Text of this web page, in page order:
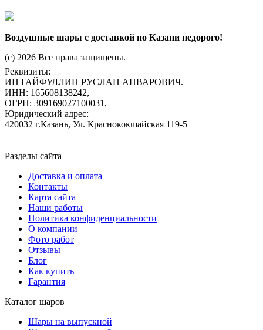
Воздушные шары с доставкой по Казани недорого!
(c) 2026 Все права защищены.
Реквизиты:
ИП ГАЙФУЛЛИН РУСЛАН АНВАРОВИЧ.
ИНН: 165608138242,
ОГРН: 309169027100031,
Юридический адрес:
420032 г.Казань, Ул. Краснококшайская 119-5
Разделы сайта
Доставка и оплата
Контакты
Карта сайта
Наши работы
Политика конфиденциальности
О компании
Фото работ
Отзывы
Блог
Как купить
Гарантия
Каталог шаров
Шары на выпускной